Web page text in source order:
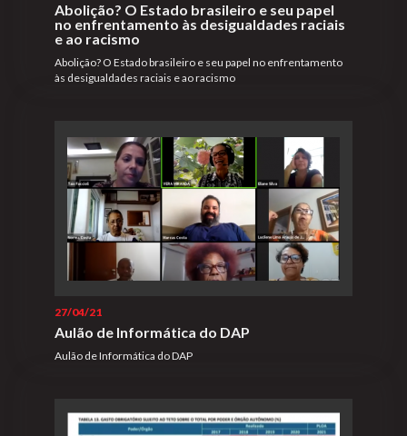
Abolição? O Estado brasileiro e seu papel
no enfrentamento às desigualdades raciais
e ao racismo
Abolição? O Estado brasileiro e seu papel no enfrentamento
às desigualdades raciais e ao racismo
27/04/21
Aulão de Informática do DAP
Aulão de Informática do DAP